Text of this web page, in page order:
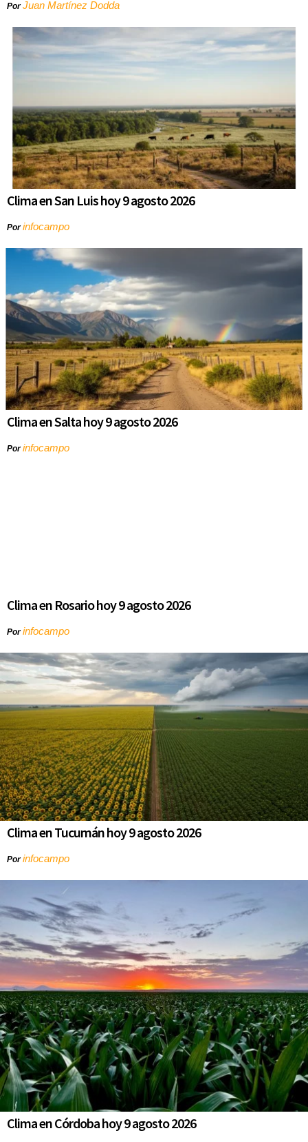
PorJuan Martínez Dodda
Clima en San Luis hoy 9 agosto 2026
Porinfocampo
Clima en Salta hoy 9 agosto 2026
Porinfocampo
Clima en Rosario hoy 9 agosto 2026
Porinfocampo
Clima en Tucumán hoy 9 agosto 2026
Porinfocampo
Clima en Córdoba hoy 9 agosto 2026